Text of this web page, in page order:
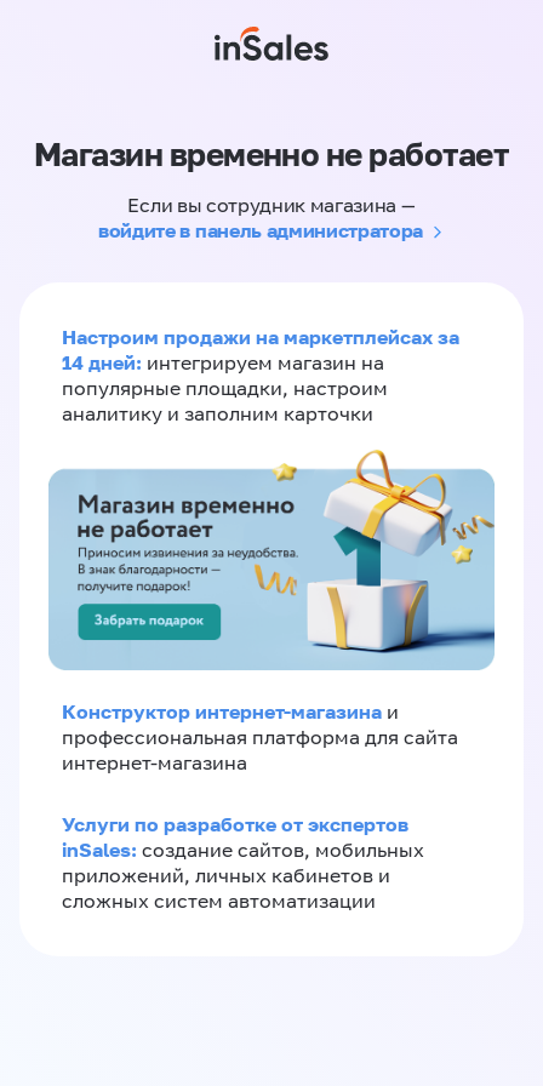
Магазин временно не работает
Если вы сотрудник магазина —
войдите в панель администратора
Настроим продажи на маркетплейсах за
14 дней: интегрируем магазин на
популярные площадки, настроим
аналитику и заполним карточки
Конструктор интернет-магазина и
профессиональная платформа для сайта
интернет-магазина
Услуги по разработке от экспертов
inSales: создание сайтов, мобильных
приложений, личных кабинетов и
сложных систем автоматизации